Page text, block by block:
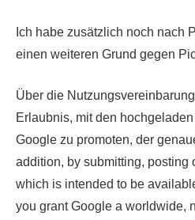
Ich habe zusätzlich noch nach
einen weiteren Grund gegen
Über die
Erlaubnis, mit den
Google zu promoten, der
addition, by submitting, posting
which is intended to be
you grant Google a worldwide,